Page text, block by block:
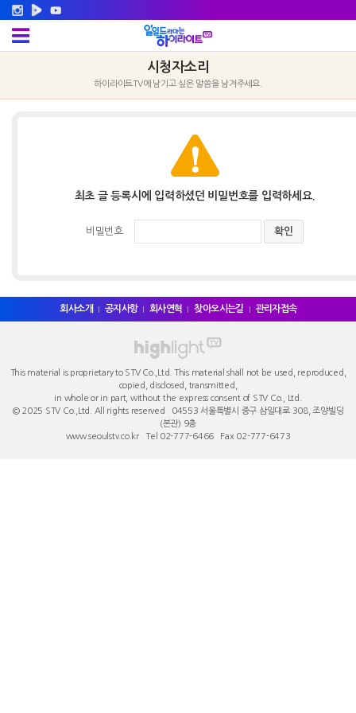
시청자소리
하이라이트TV에 남기고 싶은 말씀을 남겨주세요.
최초 글 등록시에 입력하셨던 비밀번호를 입력하세요.
비밀번호
회사소개 공지사항 회사연혁 찾아오시는길 관리자접속
This material is proprietary to STV Co.,Ltd. This material shall not be used, reproduced,
copied, disclosed, transmitted,
in whole or in part, without the express consent of STV Co., Ltd.
© 2025 STV Co.,Ltd. All rights reserved 04553 서울특별시 중구 ​삼일대로 308, 조양빌딩
(본관) 9층
www.seoulstv.co.kr Tel 02-777-6466 Fax 02-777-6473